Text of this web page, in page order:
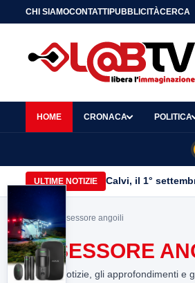
CHI SIAMOCONTATTIPUBBLICITÀCERCA
HOME CRONACA POLITICA
ULTIME NOTIZIE Calvi, il 1°
Home> assessore angoili
ASSESSORE
Tutte le notizie, gli approfondimenti e